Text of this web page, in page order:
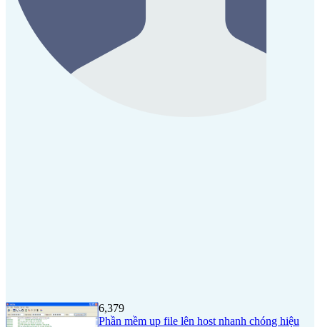
6,379
Phần mềm up file lên host nhanh chóng hiệu